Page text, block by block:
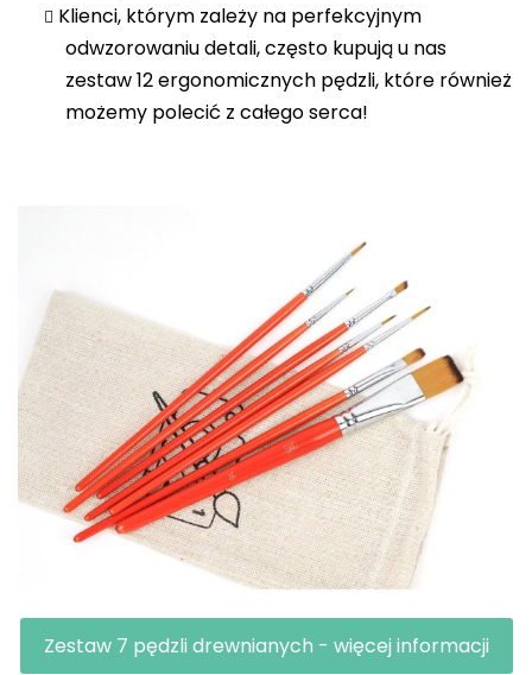
Klienci, którym zależy na perfekcyjnym
odwzorowaniu detali, często kupują u nas
zestaw 12 ergonomicznych pędzli, które również
możemy polecić z całego serca!
Zestaw 7 pędzli drewnianych - więcej informacji